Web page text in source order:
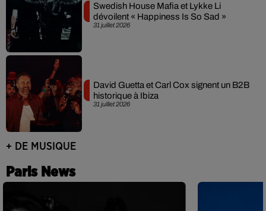
31 juillet 2026
Swedish House Mafia et Lykke Li
dévoilent « Happiness Is So Sad »
31 juillet 2026
David Guetta et Carl Cox signent un B2B
historique à Ibiza
+ DE MUSIQUE
Paris News